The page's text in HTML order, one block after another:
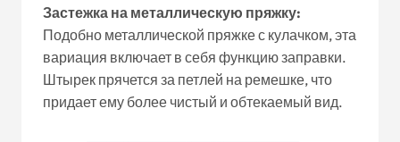
Застежка на металлическую пряжку:
Подобно металлической пряжке с кулачком, эта
вариация включает в себя функцию заправки.
Штырек прячется за петлей на ремешке, что
придает ему более чистый и обтекаемый вид.